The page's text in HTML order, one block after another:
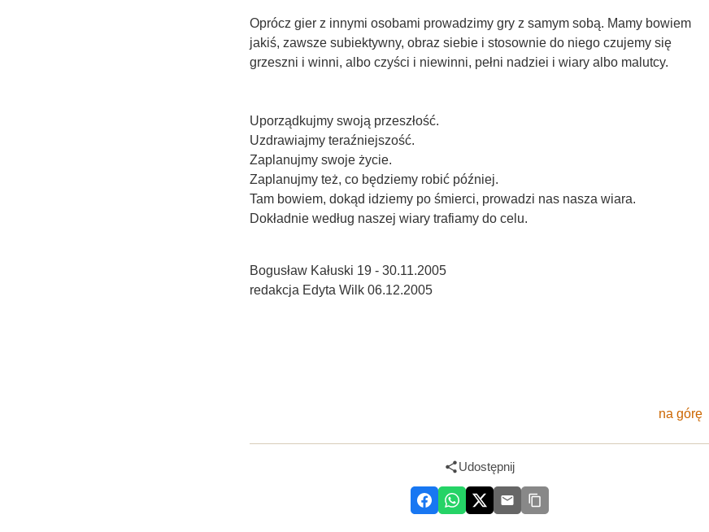
Oprócz gier z innymi osobami prowadzimy gry z samym sobą. Mamy bowiem
jakiś, zawsze subiektywny, obraz siebie i stosownie do niego czujemy się
grzeszni i winni, albo czyści i niewinni, pełni nadziei i wiary albo malutcy.
Uporządkujmy swoją przeszłość.
Uzdrawiajmy teraźniejszość.
Zaplanujmy swoje życie.
Zaplanujmy też, co będziemy robić później.
Tam bowiem, dokąd idziemy po śmierci, prowadzi nas nasza wiara.
Dokładnie według naszej wiary trafiamy do celu.
Bogusław Kałuski 19 - 30.11.2005
redakcja Edyta Wilk 06.12.2005
na górę
Udostępnij